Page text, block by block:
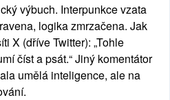
výbuch. Interpunkce vzata
logika zmrzačena. Jak
X (dříve Twitter): „Tohle
číst a psát.“ Jiný komentátor
umělá inteligence, ale na